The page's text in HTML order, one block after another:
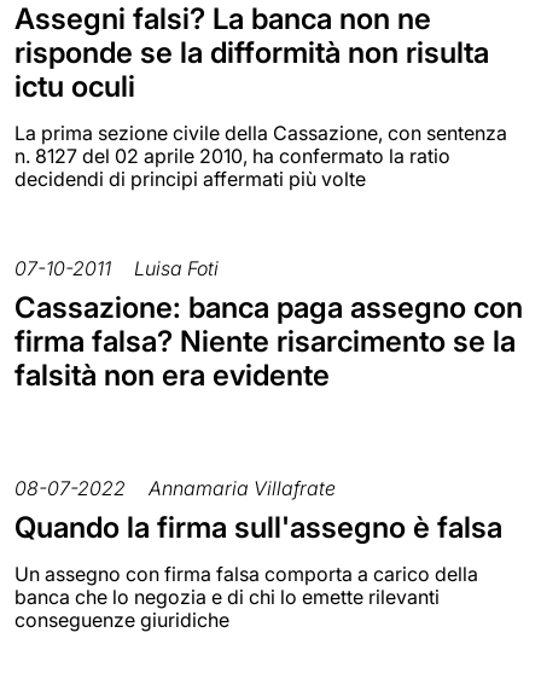
Assegni falsi? La banca non ne
risponde se la difformità non risulta
ictu oculi
La prima sezione civile della Cassazione, con sentenza
n. 8127 del 02 aprile 2010, ha confermato la ratio
decidendi di principi affermati più volte
07-10-2011 Luisa Foti
Cassazione: banca paga assegno con
firma falsa? Niente risarcimento se la
falsità non era evidente
08-07-2022 Annamaria Villafrate
Quando la firma sull'assegno è falsa
Un assegno con firma falsa comporta a carico della
banca che lo negozia e di chi lo emette rilevanti
conseguenze giuridiche